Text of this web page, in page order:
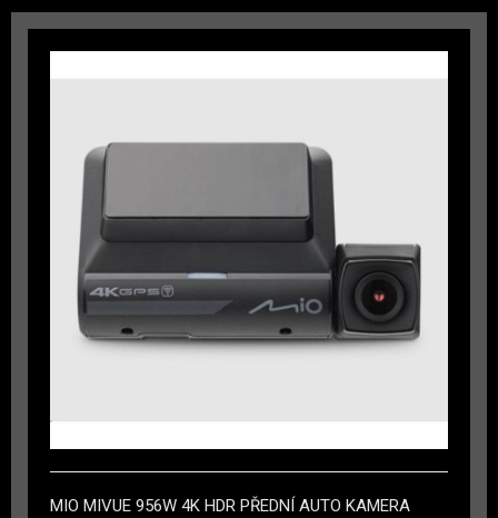
MIO MIVUE 956W 4K HDR PŘEDNÍ AUTO KAMERA